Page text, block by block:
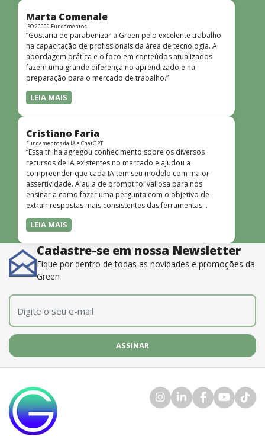
Marta Comenale
ISO 20000 Fundamentos
“Gostaria de parabenizar a Green pelo excelente trabalho
na capacitação de profissionais da área de tecnologia. A
abordagem prática e o foco em conteúdos atualizados
fazem uma grande diferença no aprendizado e na
preparação para o mercado de trabalho.”
LEIA MAIS
Cristiano Faria
Fundamentos da IA e ChatGPT
“Essa trilha agregou conhecimento sobre os diversos
recursos de IA existentes no mercado e ajudou a
compreender que cada IA tem seu modelo com maior
assertividade. A aula de prompt foi valiosa para nos
ensinar a como fazer uma pergunta com o objetivo de
extrair respostas mais consistentes das ferramentas
disponíveis. O instrutor também é muito bom, além de
dominar o conteúdo, possui uma didática que incentiva o
LEIA MAIS
Cadastre-se em nossa Newsletter
Fique por dentro de todas as novidades e promoções da
Green
E-mail